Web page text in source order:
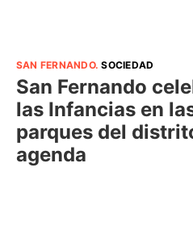
SAN FERNANDO.SOCIEDAD
San Fernando
las Infancias en
parques del
agenda